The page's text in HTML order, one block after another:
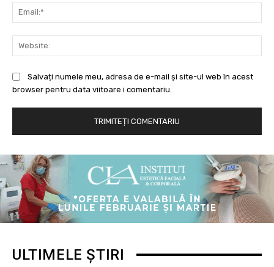
Salvați numele meu, adresa de e-mail și site-ul web în acest
browser pentru data viitoare i comentariu.
ULTIMELE ȘTIRI